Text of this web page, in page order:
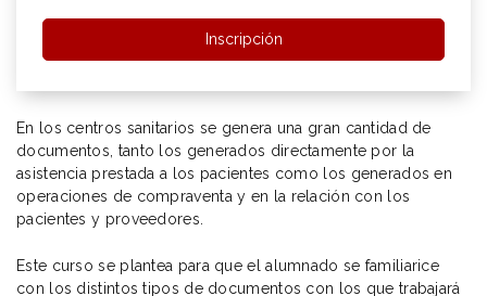
Inscripción
En los centros sanitarios se genera una gran cantidad de
documentos, tanto los generados directamente por la
asistencia prestada a los pacientes como los generados en
operaciones de compraventa y en la relación con los
pacientes y proveedores.
Este curso se plantea para que el alumnado se familiarice
con los distintos tipos de documentos con los que trabajará